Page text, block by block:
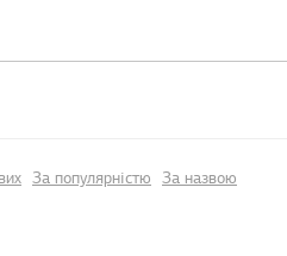
За популярністю За назвою